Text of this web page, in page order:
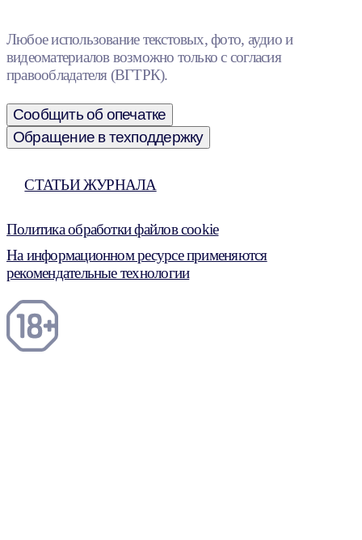
Любое использование текстовых, фото, аудио и
видеоматериалов возможно только с согласия
правообладателя (ВГТРК).
Сообщить об опечатке
Обращение в техподдержку
СТАТЬИ ЖУРНАЛА
Политика обработки файлов cookie
На информационном ресурсе применяются
рекомендательные технологии